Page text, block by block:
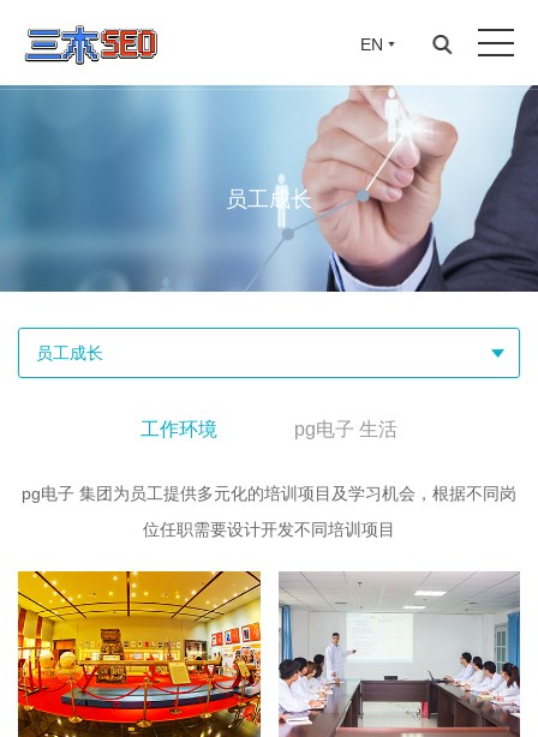
EN
员工成长
员工成长
工作环境 pg电子 生活
pg电子 集团为员工提供多元化的培训项目及学习机会，根据不同岗
位任职需要设计开发不同培训项目